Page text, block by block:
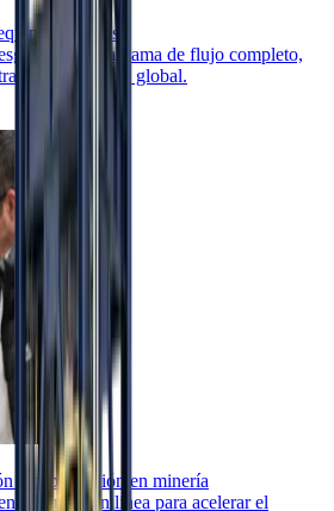
mineros
para diagrama de flujo completo,
red de servicio global.
y capacitación en minería
terreno y en línea para acelerar el